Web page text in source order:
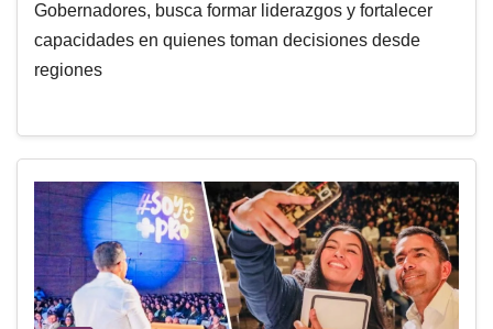
Gobernadores, busca formar liderazgos y fortalecer
capacidades en quienes toman decisiones desde
regiones